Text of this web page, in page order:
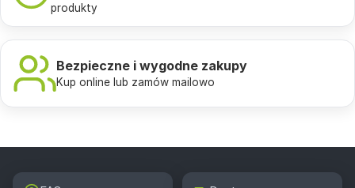
produkty
Bezpieczne i wygodne zakupy
Kup online lub zamów mailowo